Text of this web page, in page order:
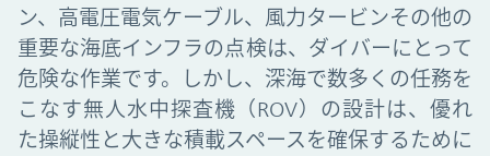
ン、高電圧電気ケーブル、風力タービンその他の
重要な海底インフラの点検は、ダイバーにとって
危険な作業です。しかし、深海で数多くの任務を
こなす無人水中探査機（ROV）の設計は、優れ
た操縦性と大きな積載スペースを確保するために